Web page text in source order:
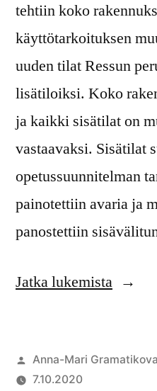
tehtiin koko
käyttötarkoituksen
uuden tilat Ressun
lisätiloiksi. Koko
ja kaikki sisätilat on
vastaavaksi. Sisätilat
opetussuunnitelman
painotettiin avaria ja
panostettiin
Jatka lukemista
Anna-Mari
7.10.2020